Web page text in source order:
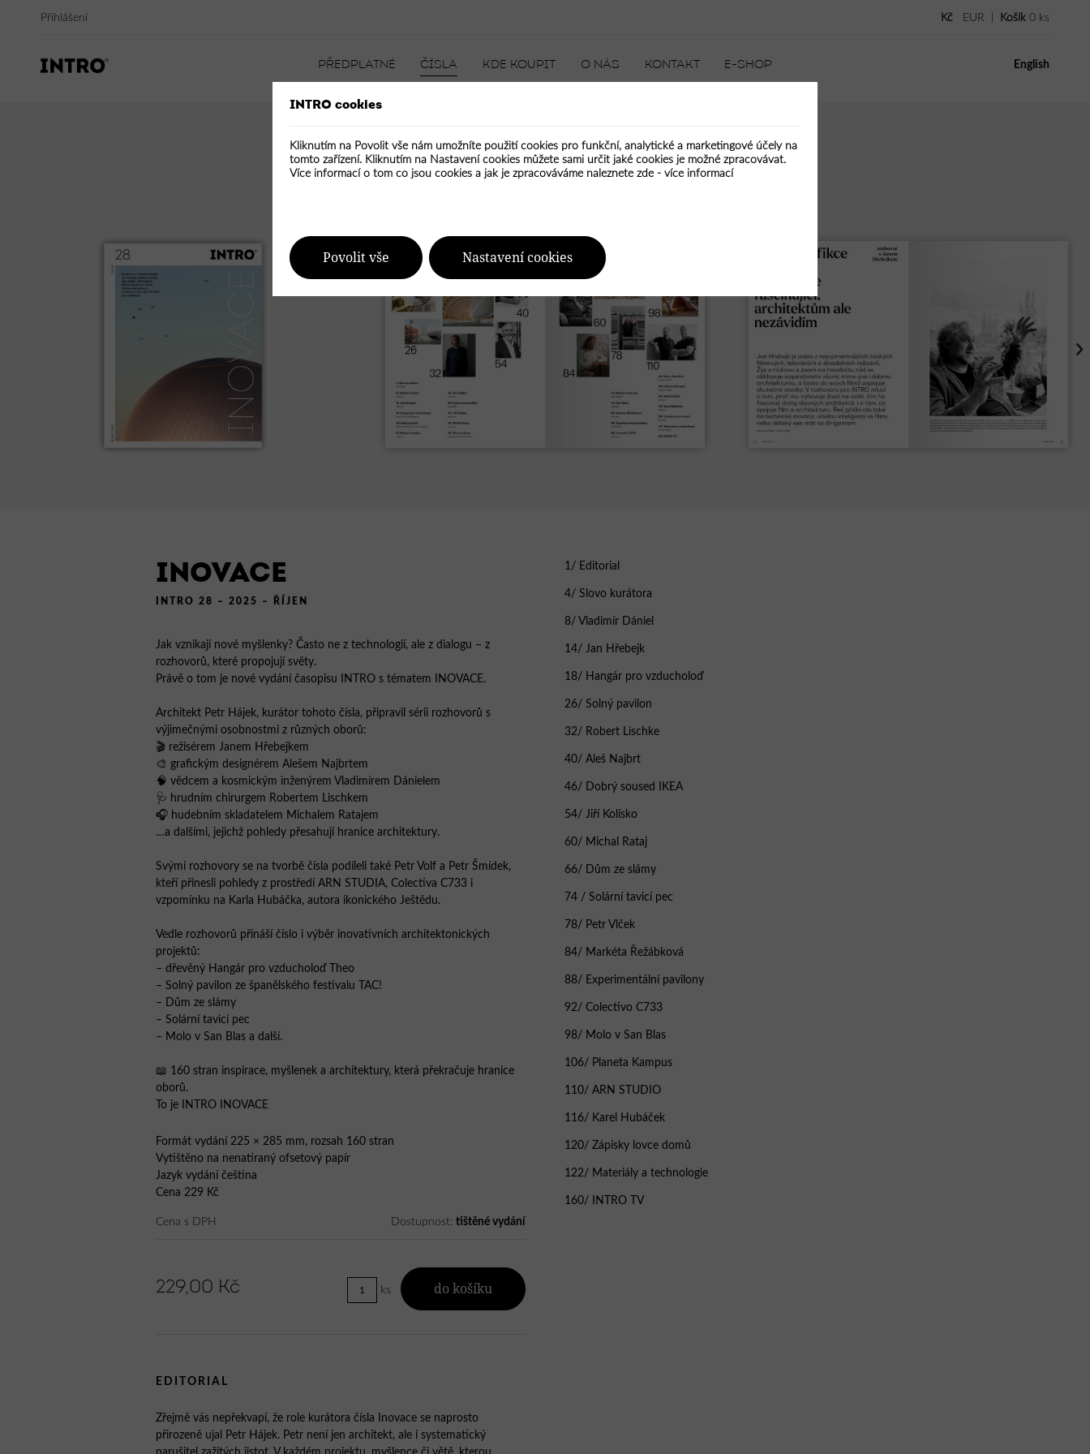
INTRO cookies
Kliknutím na Povolit vše nám umožníte použití cookies pro funkční, analytické a marketingové účely na
tomto zařízení. Kliknutím na Nastavení cookies můžete sami určit jaké cookies je možné zpracovávat.
Více informací o tom co jsou cookies a jak je zpracováváme naleznete zde - více informací
Povolit vše Nastavení cookies
Přihlášení Kč EUR Košík 0ks
PŘEDPLATNÉ ČÍSLA KDE KOUPIT O NÁS KONTAKT E-SHOP English
Publikovaná čísla
INOVACE
INTRO 28 – 2025 – ŘÍJEN
Jak vznikají nové myšlenky? Často ne z technologií, ale z dialogu – z
rozhovorů, které propojují světy.
Právě o tom je nové vydání časopisu INTRO s tématem INOVACE.
Architekt Petr Hájek, kurátor tohoto čísla, připravil sérii rozhovorů s
výjimečnými osobnostmi z různých oborů:
🎬 režisérem Janem Hřebejkem
🎨 grafickým designérem Alešem Najbrtem
🧠 vědcem a kosmickým inženýrem Vladimírem Dánielem
🩺 hrudním chirurgem Robertem Lischkem
🎧 hudebním skladatelem Michalem Ratajem
…a dalšími, jejichž pohledy přesahují hranice architektury.
Svými rozhovory se na tvorbě čísla podíleli také Petr Volf a Petr Šmídek,
kteří přinesli pohledy z prostředí ARN STUDIA, Colectiva C733 i
vzpomínku na Karla Hubáčka, autora ikonického Ještědu.
Vedle rozhovorů přináší číslo i výběr inovativních architektonických
projektů:
– dřevěný Hangár pro vzducholoď Theo
– Solný pavilon ze španělského festivalu TAC!
– Dům ze slámy
– Solární tavicí pec
– Molo v San Blas a další.
📖 160 stran inspirace, myšlenek a architektury, která překračuje hranice
oborů.
To je INTRO INOVACE
Formát vydání 225 × 285 mm, rozsah 160 stran
Vytištěno na nenatíraný ofsetový papír
Jazyk vydání čeština
Cena 229 Kč
Cena s DPH Dostupnost: tištěné vydání
229,00 Kč ks do košíku
EDITORIAL
Zřejmě vás nepřekvapí, že role kurátora čísla Inovace se naprosto
přirozeně ujal Petr Hájek. Petr není jen architekt, ale i systematický
1/ Editorial
4/ Slovo kurátora
8/ Vladimír Dániel
14/ Jan Hřebejk
18/ Hangár pro vzducholoď
26/ Solný pavilon
32/ Robert Lischke
40/ Aleš Najbrt
46/ Dobrý soused IKEA
54/ Jiří Kolísko
60/ Michal Rataj
66/ Dům ze slámy
74 / Solární tavicí pec
78/ Petr Vlček
84/ Markéta Řežábková
88/ Experimentální pavilony
92/ Colectivo C733
98/ Molo v San Blas
106/ Planeta Kampus
110/ ARN STUDIO
116/ Karel Hubáček
120/ Zápisky lovce domů
122/ Materiály a technologie
160/ INTRO TV